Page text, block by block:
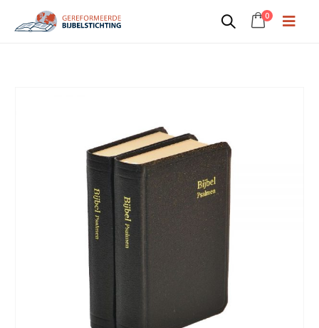
0